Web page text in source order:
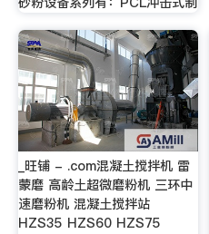
_旺铺 - .com混凝土搅拌机 雷
蒙磨 高龄土超微磨粉机 三环中
速磨粉机 混凝土搅拌站
HZS35 HZS60 HZS75